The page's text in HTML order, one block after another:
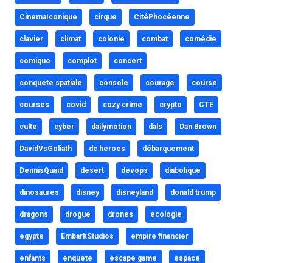
CinemaIconique cirque CitéPhocéenne
clavier climat colonie combat comédie
comique complot concert
conquete spatiale console courage course
courses covid cozy crime crypto CTE
culte cyber dailymotion dals Dan Brown
DavidVsGoliath dc heroes débarquement
DennisQuaid desert devops diabolique
dinosaures disney disneyland donald trump
dragons drogue drones ecologie
egypte EmbarkStudios empire financier
enfants enquete escape game espace